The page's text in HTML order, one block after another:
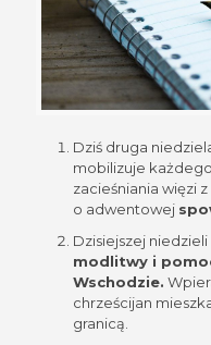
Dziś druga
mobilizuje
zacieśniania więzi
o adwentowej
Dzisiejszej
modlitwy i
Wschodzie.
chrześcijan
granicą.